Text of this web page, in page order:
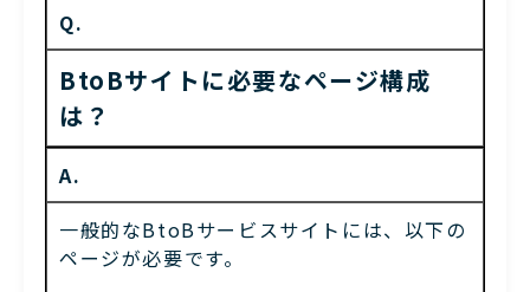
Q.
BtoBサイトに必要なページ構成
は？
A.
一般的なBtoBサービスサイトには、以下の
ページが必要です。